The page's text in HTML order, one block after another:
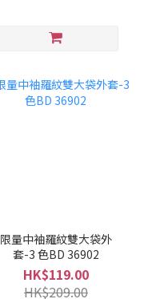
限量中袖羅紋雙大袋外
套-3 色BD 36902
HK$119.00
HK$209.00